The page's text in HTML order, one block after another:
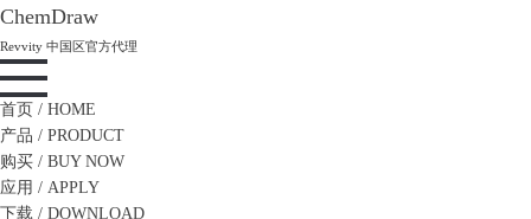
ChemDraw
Revvity 中国区官方代理
首页 / HOME
产品 / PRODUCT
购买 / BUY NOW
应用 / APPLY
下载 / DOWNLOAD